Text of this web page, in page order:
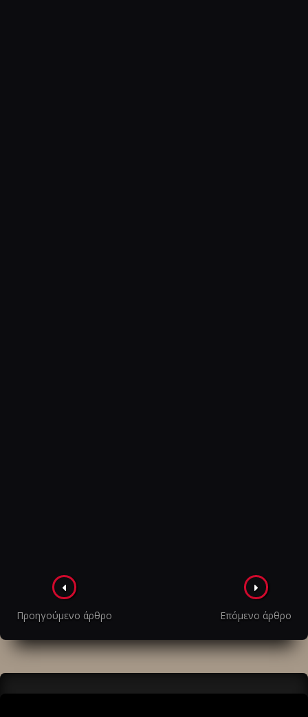
Πλοήγηση
στα
άρθρα
Προηγούμενο άρθρο Επόμενο άρθρο